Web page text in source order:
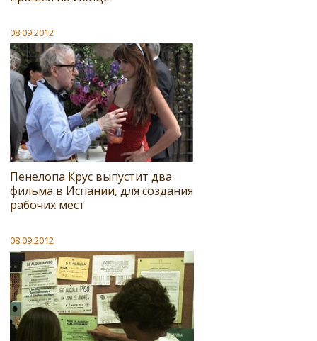
08.09.2012
Пенелопа Крус выпустит два
фильма в Испании, для создания
рабочих мест
08.09.2012